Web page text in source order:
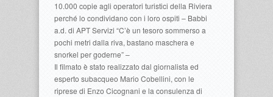
10.000 copie agli operatori turistici della Riviera
perché lo condividano con i loro ospiti – Babbi
a.d. di APT Servizi “C’è un tesoro sommerso a
pochi metri dalla riva, bastano maschera e
snorkel per goderne” –
Il filmato è stato realizzato dal giornalista ed
esperto subacqueo Mario Cobellini, con le
riprese di Enzo Cicognani e la consulenza di